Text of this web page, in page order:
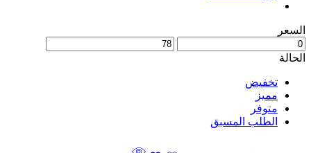
السعر
الحالة
تخفيض
مميز
متوفر
الطلب المسبق